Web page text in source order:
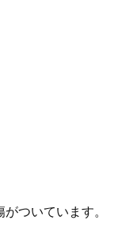
ついています。